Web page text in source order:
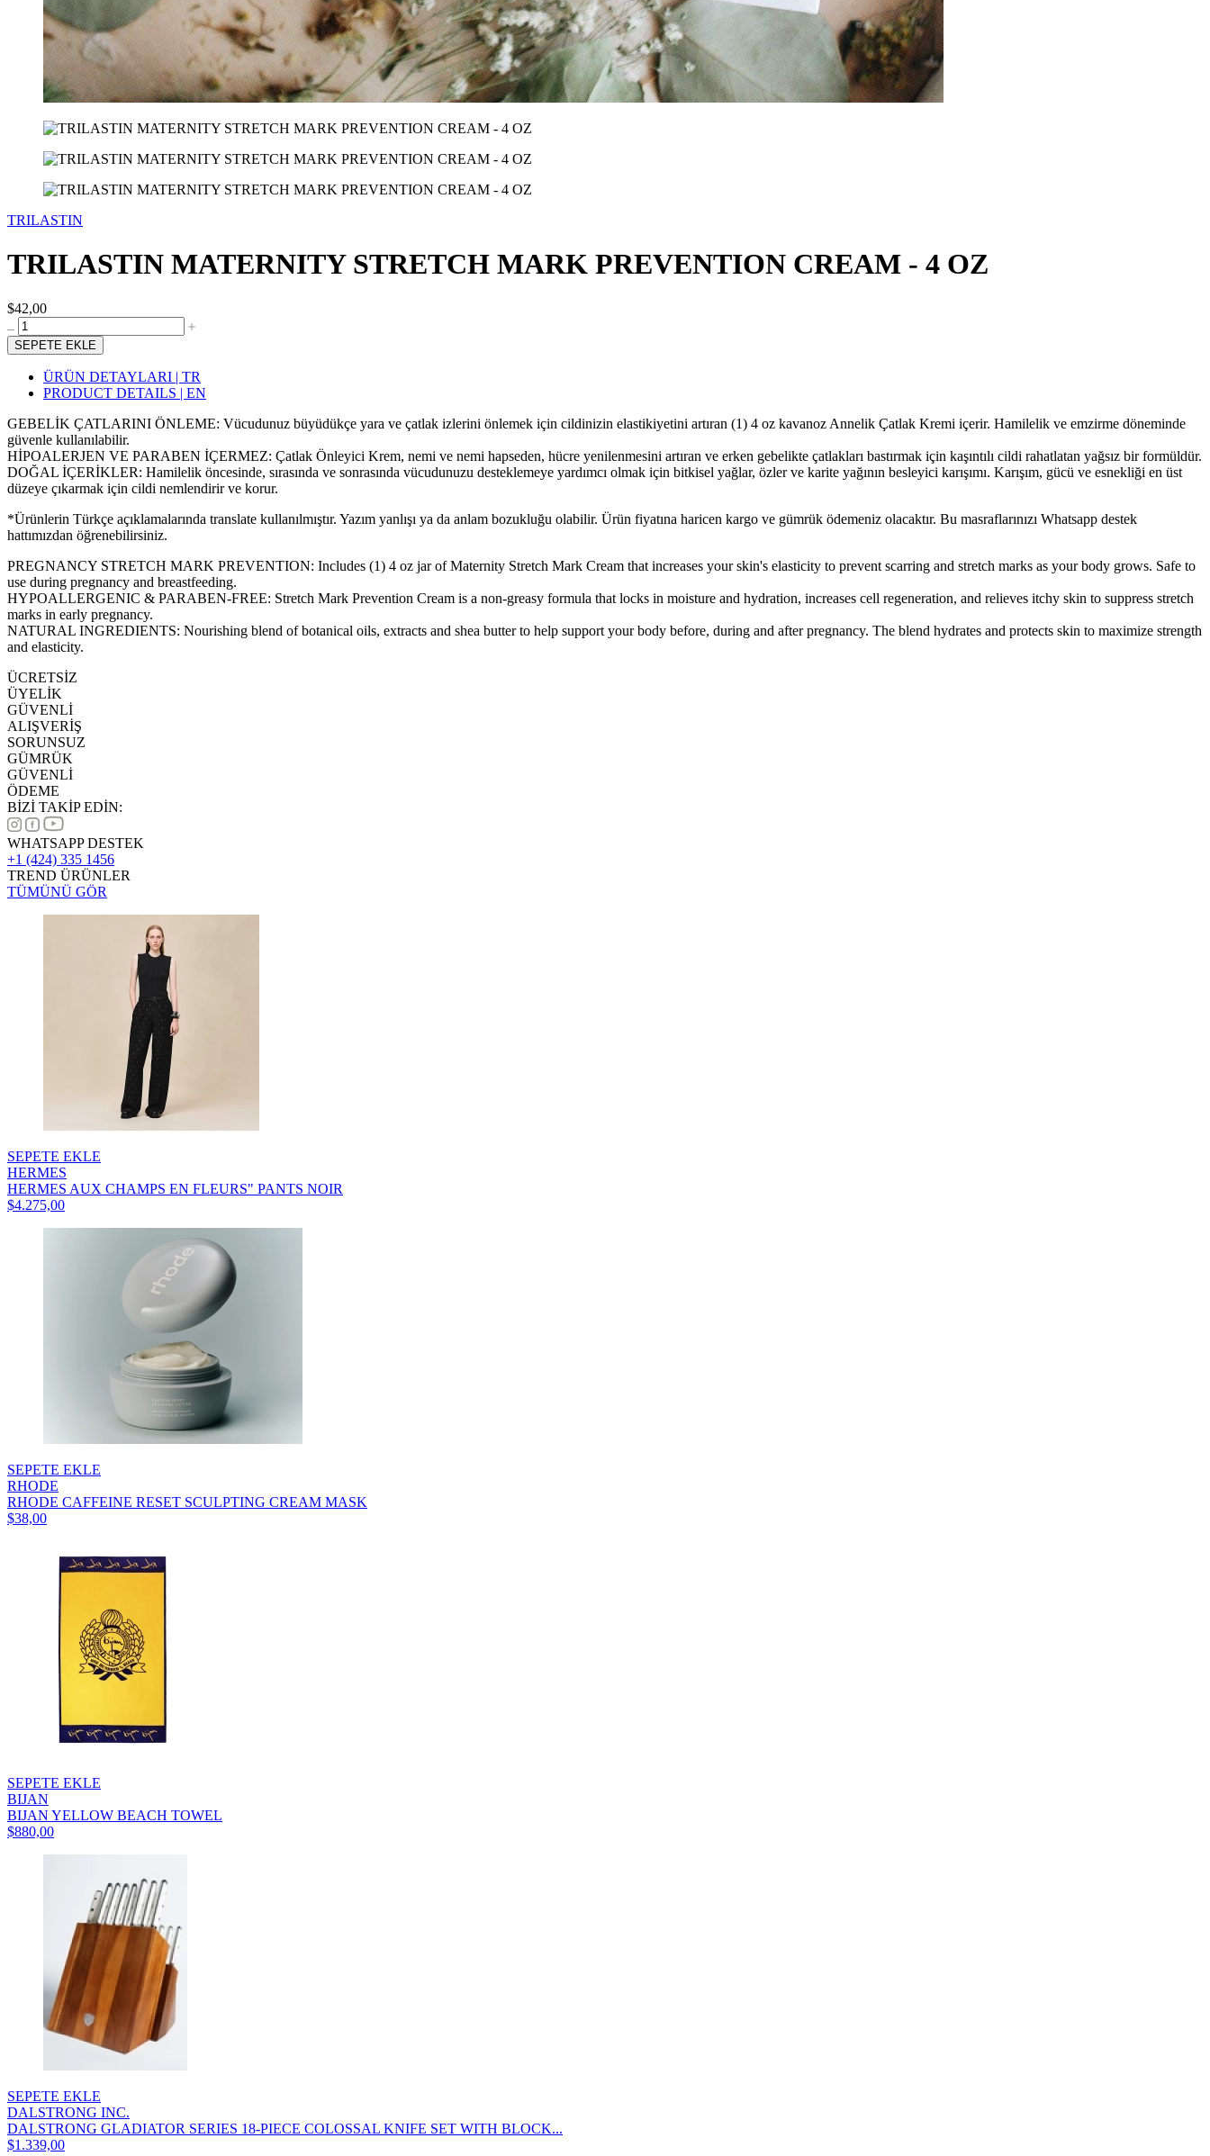
TRILASTIN
TRILASTIN MATERNITY STRETCH MARK PREVENTION CREAM - 4 OZ
$42,00
SEPETE EKLE
ÜRÜN DETAYLARI | TR
PRODUCT DETAILS | EN
GEBELİK ÇATLARINI ÖNLEME: Vücudunuz büyüdükçe yara ve çatlak izlerini önlemek için cildinizin elastikiyetini artıran (1) 4 oz kavanoz Annelik Çatlak Kremi içerir. Hamilelik ve emzirme döneminde
güvenle kullanılabilir.
HİPOALERJEN VE PARABEN İÇERMEZ: Çatlak Önleyici Krem, nemi ve nemi hapseden, hücre yenilenmesini artıran ve erken gebelikte çatlakları bastırmak için kaşıntılı cildi rahatlatan yağsız bir formüldür.
DOĞAL İÇERİKLER: Hamilelik öncesinde, sırasında ve sonrasında vücudunuzu desteklemeye yardımcı olmak için bitkisel yağlar, özler ve karite yağının besleyici karışımı. Karışım, gücü ve esnekliği en üst
düzeye çıkarmak için cildi nemlendirir ve korur.
*Ürünlerin Türkçe açıklamalarında translate kullanılmıştır. Yazım yanlışı ya da anlam bozukluğu olabilir. Ürün fiyatına haricen kargo ve gümrük ödemeniz olacaktır. Bu masraflarınızı Whatsapp destek
hattımızdan öğrenebilirsiniz.
PREGNANCY STRETCH MARK PREVENTION: Includes (1) 4 oz jar of Maternity Stretch Mark Cream that increases your skin's elasticity to prevent scarring and stretch marks as your body grows. Safe to
use during pregnancy and breastfeeding.
HYPOALLERGENIC & PARABEN-FREE: Stretch Mark Prevention Cream is a non-greasy formula that locks in moisture and hydration, increases cell regeneration, and relieves itchy skin to suppress stretch
marks in early pregnancy.
NATURAL INGREDIENTS: Nourishing blend of botanical oils, extracts and shea butter to help support your body before, during and after pregnancy. The blend hydrates and protects skin to maximize strength
and elasticity.
ÜCRETSİZ
ÜYELİK
GÜVENLİ
ALIŞVERİŞ
SORUNSUZ
GÜMRÜK
GÜVENLİ
ÖDEME
BİZİ TAKİP EDİN:
WHATSAPP DESTEK
+1 (424) 335 1456
TREND ÜRÜNLER
TÜMÜNÜ GÖR
SEPETE EKLE
HERMES
HERMES AUX CHAMPS EN FLEURS" PANTS NOIR
$4.275,00
SEPETE EKLE
RHODE
RHODE CAFFEINE RESET SCULPTING CREAM MASK
$38,00
SEPETE EKLE
BIJAN
BIJAN YELLOW BEACH TOWEL
$880,00
SEPETE EKLE
DALSTRONG INC.
DALSTRONG GLADIATOR SERIES 18-PIECE COLOSSAL KNIFE SET WITH BLOCK...
$1.339,00